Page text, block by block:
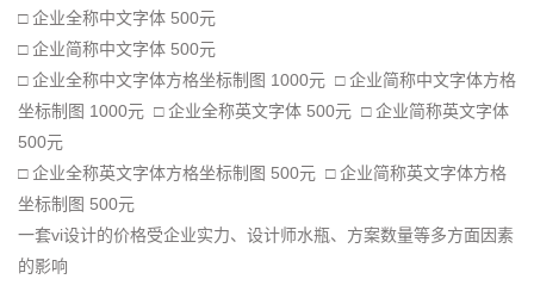
□ 企业全称中文字体 500元
□ 企业简称中文字体 500元
□ 企业全称中文字体方格坐标制图 1000元 □ 企业简称中文字体方格
坐标制图 1000元 □ 企业全称英文字体 500元 □ 企业简称英文字体
500元
□ 企业全称英文字体方格坐标制图 500元 □ 企业简称英文字体方格
坐标制图 500元
一套vi设计的价格受企业实力、设计师水瓶、方案数量等多方面因素
的影响